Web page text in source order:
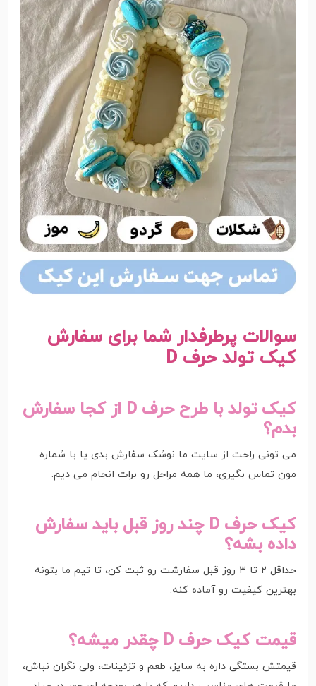
سوالات پرطرفدار شما برای سفارش
کیک تولد حرف D
کیک تولد با طرح حرف D از کجا سفارش
بدم؟
می تونی راحت از سایت ما نوشک سفارش بدی یا با شماره
مون تماس بگیری، ما همه مراحل رو برات انجام می دیم.
کیک حرف D چند روز قبل باید سفارش
داده بشه؟
حداقل ۲ تا ۳ روز قبل سفارشت رو ثبت کن، تا تیم ما بتونه
بهترین کیفیت رو آماده کنه.
قیمت کیک حرف D چقدر میشه؟
قیمتش بستگی داره به سایز، طعم و تزئینات، ولی نگران نباش،